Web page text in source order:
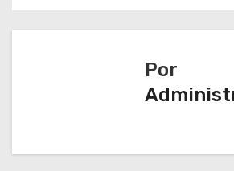
ó
Por